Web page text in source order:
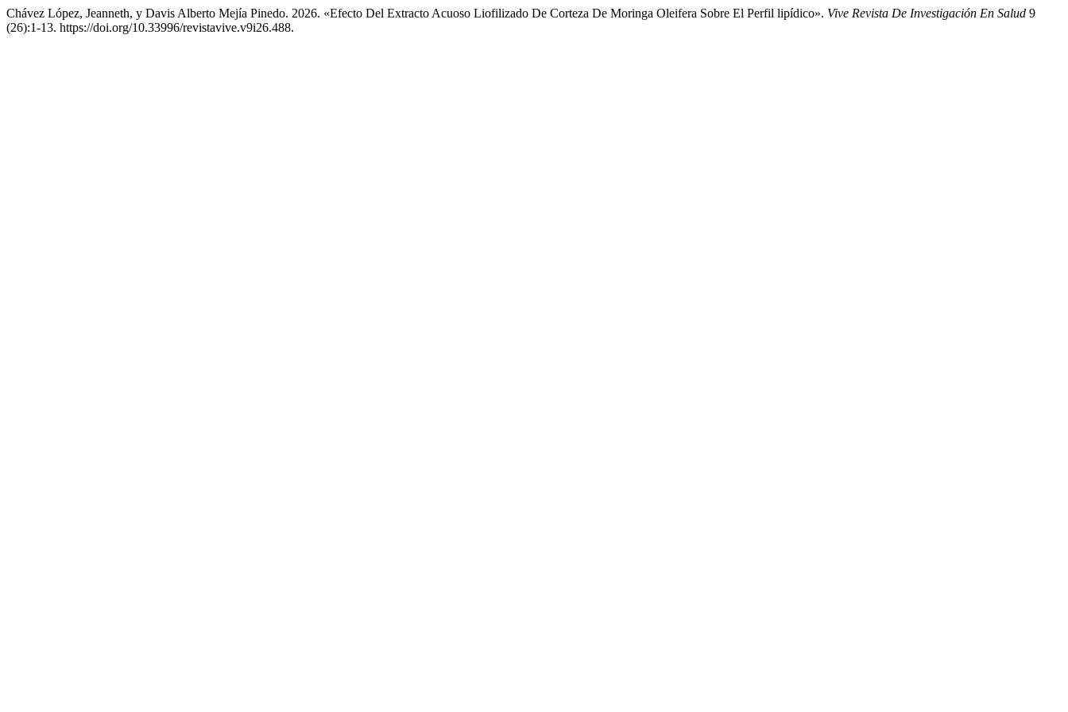
Chávez López, Jeanneth, y Davis Alberto Mejía Pinedo. 2026. «Efecto Del Extracto Acuoso Liofilizado De Corteza De Moringa Oleifera Sobre El Perfil lipídico». Vive Revista De Investigación En Salud 9
(26):1-13. https://doi.org/10.33996/revistavive.v9i26.488.